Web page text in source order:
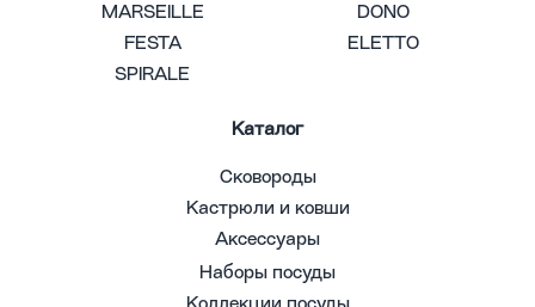
MARSEILLE
DONO
FESTA
ELETTO
SPIRALE
Каталог
Сковороды
Кастрюли и ковши
Аксессуары
Наборы посуды